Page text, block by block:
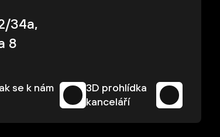
34a,
8
se k nám
3D prohlídka
kanceláří